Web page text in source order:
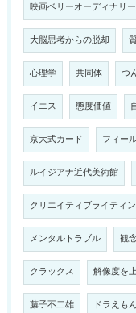
映画ベリーオーディナリ
大脳思考からの脱却
心理学 共同体 つ
イエス 態度価値
京大式カード フィー
ルイジアナ近代美術館
クリエイティブライティ
メンタルトラブル 観
クラックス 解像度を
藤子不二雄 ドラえもん